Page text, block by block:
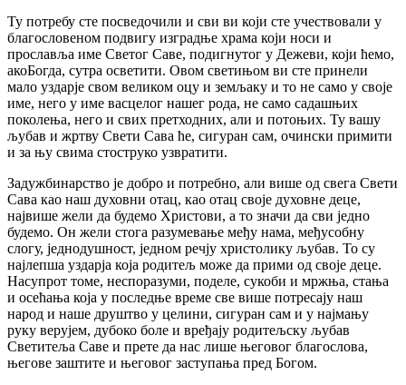
Ту потребу сте посведочили и сви ви који сте учествовали у
благословеном подвигу изградње храма који носи и
прославља име Светог Саве, подигнутог у Дежеви, који ћемо,
акоБогда, сутра осветити. Овом светињом ви сте принели
мало уздарје свом великом оцу и земљаку и то не само у своје
име, него у име васцелог нашег рода, не само садашњих
поколења, него и свих претходних, али и потоњих. Ту вашу
љубав и жртву Свети Сава ће, сигуран сам, очински примити
и за њу свима стоструко узвратити.
Задужбинарство је добро и потребно, али више од свега Свети
Сава као наш духовни отац, као отац своје духовне деце,
највише жели да будемо Христови, а то значи да сви једно
будемо. Он жели стога разумевање међу нама, међусобну
слогу, једнодушност, једном речју христолику љубав. То су
најлепша уздарја која родитељ може да прими од своје деце.
Насупрот томе, неспоразуми, поделе, сукоби и мржња, стања
и осећања која у последње време све више потресају наш
народ и наше друштво у целини, сигуран сам и у најмању
руку верујем, дубоко боле и вређају родитељску љубав
Светитеља Саве и прете да нас лише његовог благослова,
његове заштите и његовог заступања пред Богом.